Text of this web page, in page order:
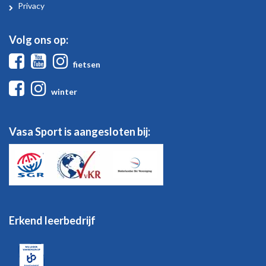
Privacy
Volg ons op:
FacebookYoutube
fietsen
Facebook
winter
Vasa Sport is aangesloten bij:
Erkend leerbedrijf